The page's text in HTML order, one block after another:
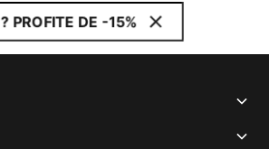
PROFITE DE -15%